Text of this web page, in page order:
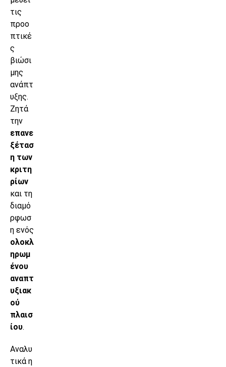
τις
προο
πτικέ
ς
βιώσι
μης
ανάπτ
υξης.
Ζητά
την
επανε
ξέτασ
η των
κριτη
ρίων
και τη
διαμό
ρφωσ
η ενός
ολοκλ
ηρωμ
ένου
αναπτ
υξιακ
ού
πλαισ
ίου.
Αναλυ
τικά η